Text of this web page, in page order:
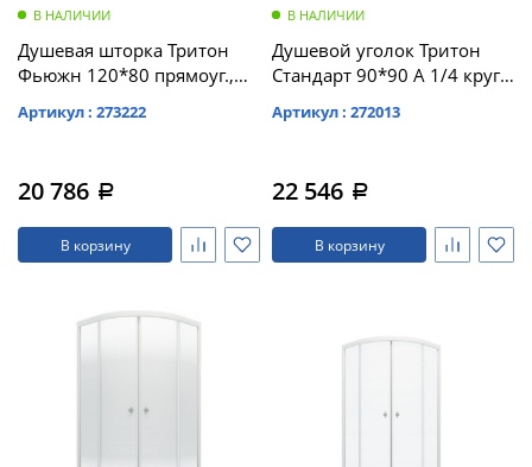
В НАЛИЧИИ
Душевая шторка Тритон
Фьюжн 120*80 прямоуг.,
Артикул : 273222
20 786 a
В корзину
В НАЛИЧИИ
Душевой уголок Тритон
Стандарт 90*90 А 1/4 круга,
Белый (DK69_2)
Артикул : 272013
22 546 a
В корзину